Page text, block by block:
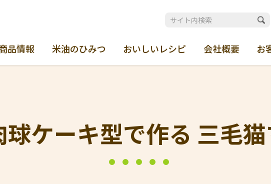
品情報 米油のひみつ おいしいレシピ 会社概要 お
ケーキ型で作る 三毛